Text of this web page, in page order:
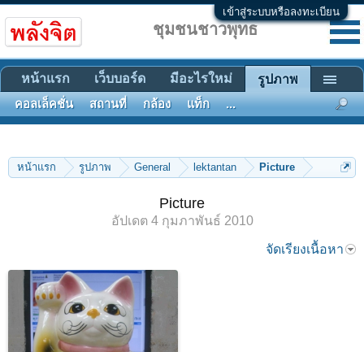
เข้าสู่ระบบหรือลงทะเบียน
หน้าแรก รูปภาพ General lektantan Picture
Picture
อัปเดต 4 กุมภาพันธ์ 2010
จัดเรียงเนื้อหา
ชุมชนชาวพุทธ
หน้าแรก เว็บบอร์ด มีอะไรใหม่ รูปภาพ
คอลเล็คชั่น สถานที่ กล้อง แท็ก ...